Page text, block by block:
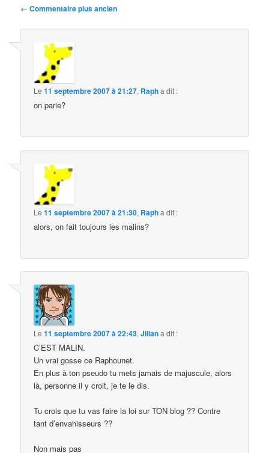
Navigation
commentaires
← Commentaire plus ancien
Le11 septembre 2007 à 21:27, Rapha dit :
on parie?
Le11 septembre 2007 à 21:30, Rapha dit :
alors, on fait toujours les malins?
Le11 septembre 2007 à 22:43,Jiliana dit :
C’EST MALIN.
Un vrai gosse ce Raphounet.
En plus à ton pseudo tu mets jamais de majuscule, alors
là, personne il y croit, je te le dis.
Tu crois que tu vas faire la loi sur TON blog ?? Contre
tant d’envahisseurs ??
Non mais pas